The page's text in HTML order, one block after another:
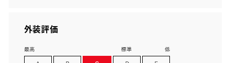
外装評価